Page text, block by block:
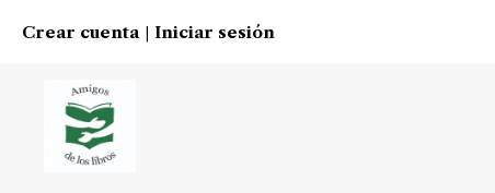
Crear cuenta Iniciar sesión